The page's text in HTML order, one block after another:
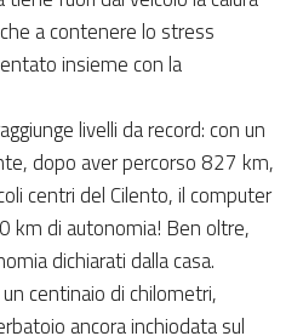
a contenere lo stress
insieme con la
livelli da record: con un
dopo aver percorso 827 km,
centri del Cilento, il computer
km di autonomia! Ben oltre,
dichiarati dalla casa.
centinaio di chilometri,
ancora inchiodata sul